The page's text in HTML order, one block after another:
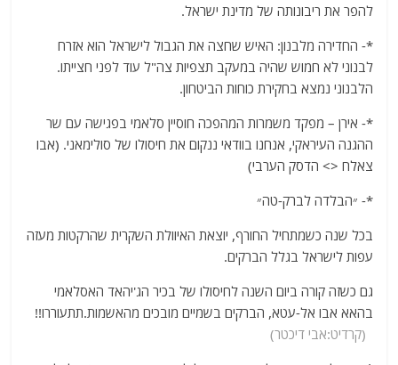
להפר את ריבונותה של מדינת ישראל.
*- החדירה מלבנון: האיש שחצה את הגבול לישראל הוא אזרח
לבנוני לא חמוש שהיה במעקב תצפיות צה"ל עוד לפני חצייתו.
הלבנוני נמצא בחקירת כוחות הביטחון.
*- אירן – מפקד משמרות המהפכה חוסיין סלאמי בפגישה עם שר
ההגנה העיראקי, אנחנו בוודאי ננקום את חיסולו של סולימאני. (אבו
צאלח <> הדסק הערבי)
*- ‏״הבלדה לברק-טה״
בכל שנה כשמתחיל החורף, יוצאת האיוולת השקרית שהרקטות מעזה
עפות לישראל בגלל הברקים.
גם כשזה קורה ביום השנה לחיסולו של בכיר הג'יהאד האסלאמי
בהאא אבו אל-עטא, הברקים בשמיים מובכים מהאשמות.תתעוררו!!
(קרדיט:אבי דיכטר)